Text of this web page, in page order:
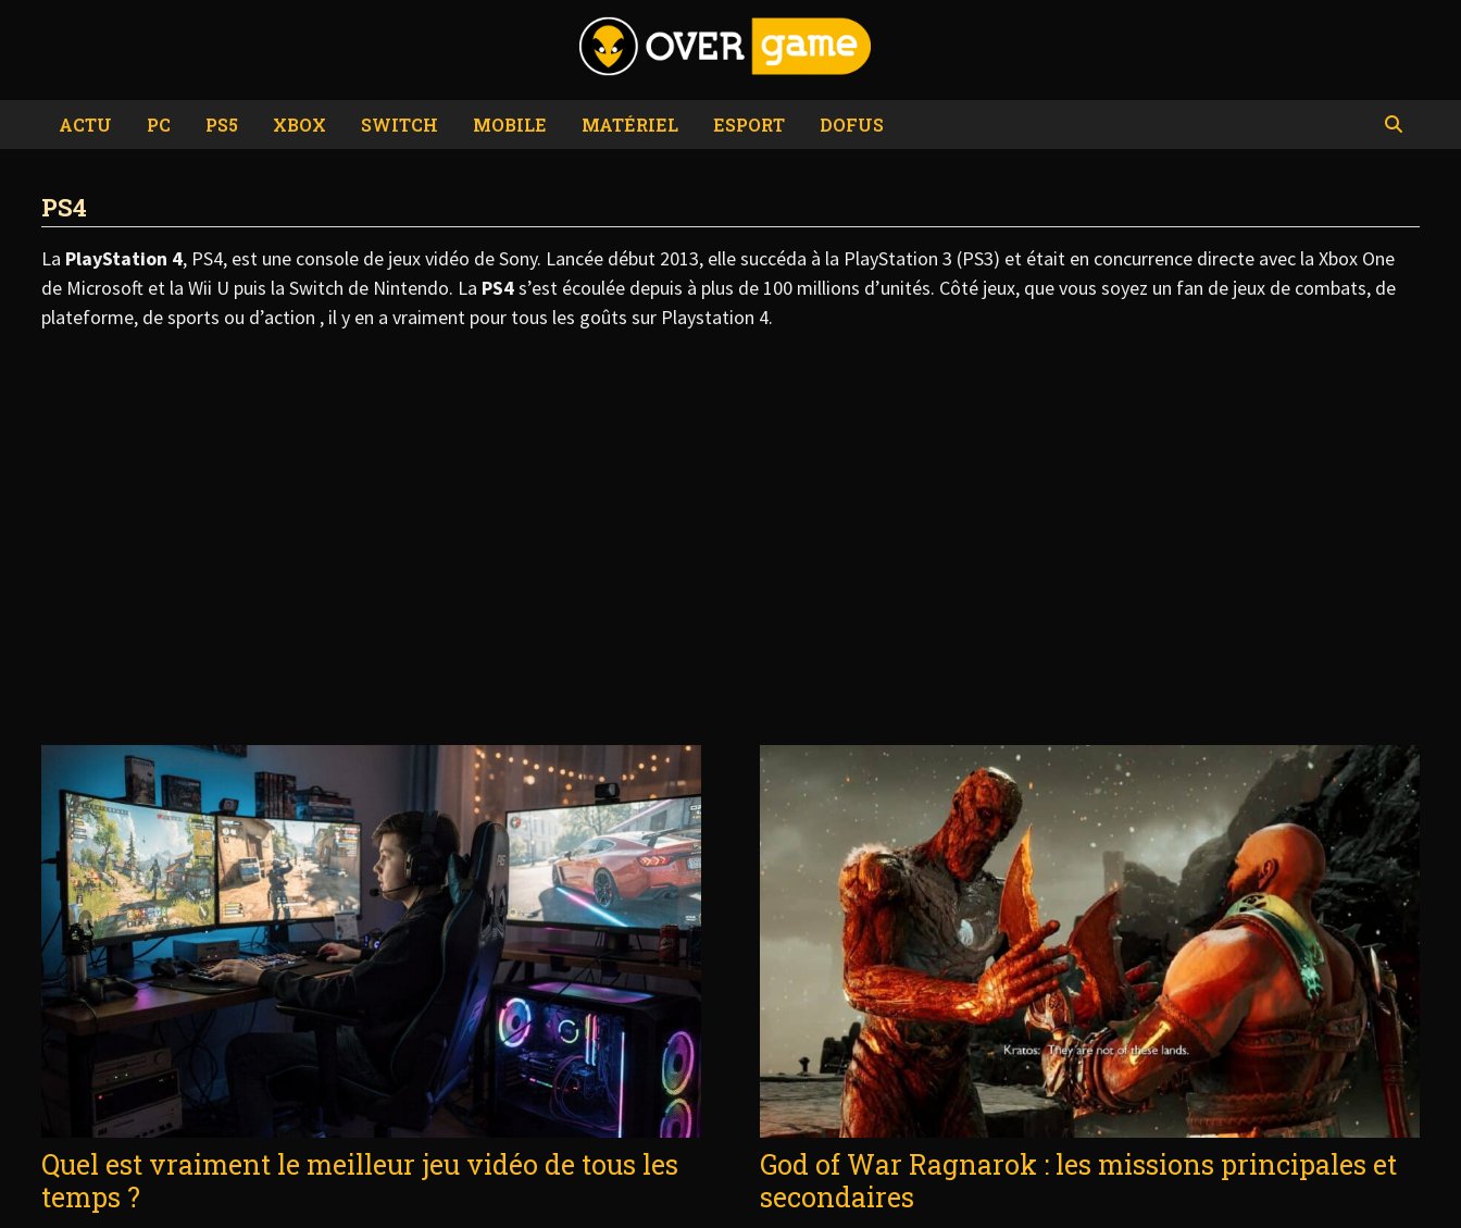
ACTU PC PS5 XBOX SWITCH MOBILE MATÉRIEL ESPORT DOFUS
PS4
La PlayStation 4, PS4, est une console de jeux vidéo de Sony. Lancée début 2013, elle succéda à la PlayStation 3 (PS3) et était en concurrence directe avec la Xbox One
de Microsoft et la Wii U puis la Switch de Nintendo. La PS4s’est écoulée depuis à plus de 100 millions d’unités. Côté jeux, que vous soyez un fan de jeux de combats, de
plateforme, de sports ou d’action , il y en a vraiment pour tous les goûts sur Playstation 4.
Quel est vraiment le meilleur jeu vidéo de tous les
temps ?
God of War Ragnarok : les missions principales et
secondaires